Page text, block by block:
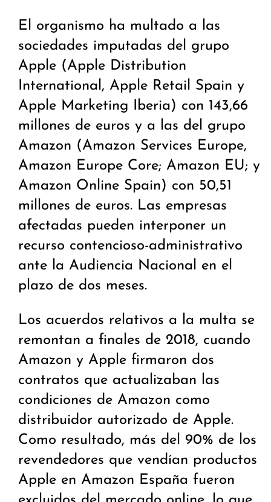
El organismo ha multado a las
sociedades imputadas del grupo
Apple (Apple Distribution
International, Apple Retail Spain y
Apple Marketing Iberia) con 143,66
millones de euros y a las del grupo
Amazon (Amazon Services Europe,
Amazon Europe Core; Amazon EU; y
Amazon Online Spain) con 50,51
millones de euros. Las empresas
afectadas pueden interponer un
recurso contencioso-administrativo
ante la Audiencia Nacional en el
plazo de dos meses.
Los acuerdos relativos a la multa se
remontan a finales de 2018, cuando
Amazon y Apple firmaron dos
contratos que actualizaban las
condiciones de Amazon como
distribuidor autorizado de Apple.
Como resultado, más del 90% de los
revendedores que vendían productos
Apple en Amazon España fueron